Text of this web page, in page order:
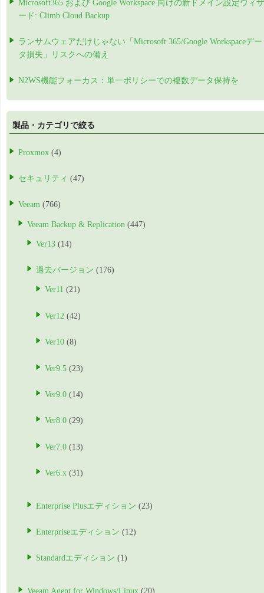
Microsoft365 および Google Workspace 向けの新ドメイン設定ウィザ
ード: Climb Cloud Backup
ランサムウェアだけじゃない「Microsoft 365/Google Workspaceデー
タ損失」リスクへの備え
N2WS機能フォーカス：単一ポリシーでの複数データ保持を
製品・カテゴリで絞る
Proxmox (4)
セキュリティ (47)
Veeam (766)
Veeam Backup & Replication (447)
Ver13 (14)
過去バージョン (176)
Ver11 (21)
Ver12 (42)
Ver10 (8)
Ver9.5 (23)
Ver9.0 (14)
Ver8.0 (29)
Ver7.0 (13)
Ver6.x (31)
Enterprise Plusエディション (23)
Enterpriseエディション (12)
Standardエディション (1)
Veeam Agent for Windows/Linux (20)